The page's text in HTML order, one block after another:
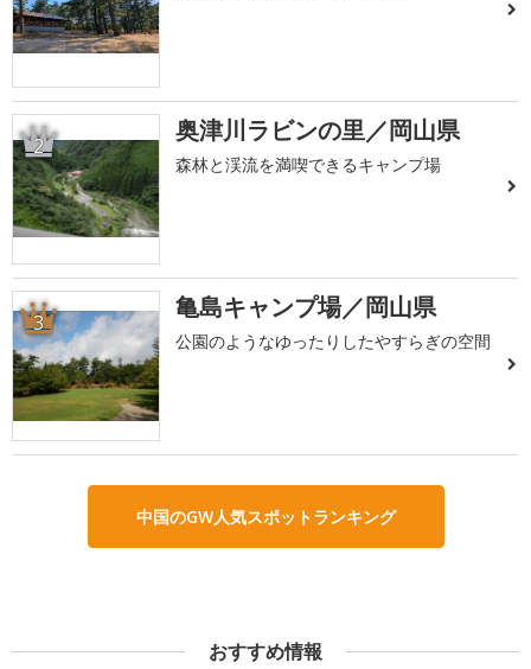
2 奥津川ラビンの里／岡山県
森林と渓流を満喫できるキャンプ場
3 亀島キャンプ場／岡山県
公園のようなゆったりしたやすらぎの空間
中国のGW人気スポットランキング
おすすめ情報